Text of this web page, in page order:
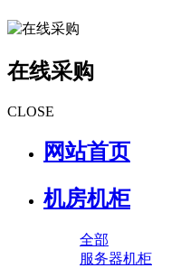
在线采购
CLOSE
网站首页
机房机柜
全部
服务器机柜